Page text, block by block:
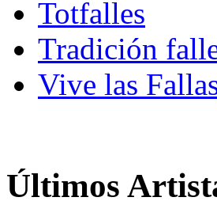
Totfalles
Tradición
Vive las
Últimos